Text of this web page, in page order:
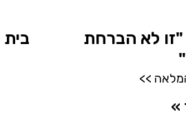
"זו לא הברחת
>>
»